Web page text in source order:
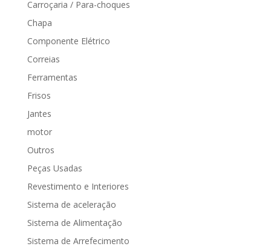
Carroçaria / Para-choques
Chapa
Componente Elétrico
Correias
Ferramentas
Frisos
Jantes
motor
Outros
Peças Usadas
Revestimento e Interiores
Sistema de aceleração
Sistema de Alimentação
Sistema de Arrefecimento